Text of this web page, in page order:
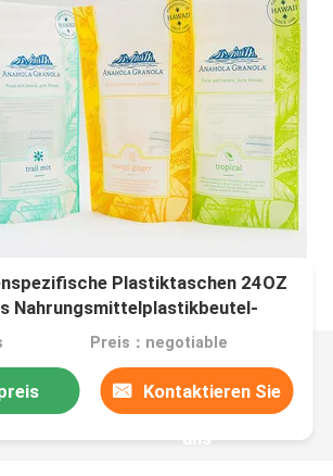
Plastiktaschen 24OZ
Nahrungsmittelplastikbeutel-
Preis：negotiable
Kontaktieren Sie
uns